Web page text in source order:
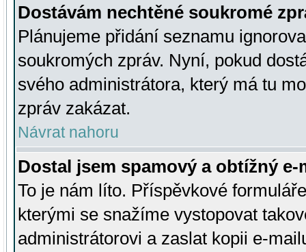
Dostávám nechtěné soukromé
Plánujeme přidání seznamu
soukromých zpráv. Nyní, pokud
svého administrátora, který má tu
zpráv zakázat.
Návrat nahoru
Dostal jsem spamový a obtížný
To je nám líto. Příspěvkové
kterými se snažíme vystopovat
administrátorovi a zaslat kopii e-